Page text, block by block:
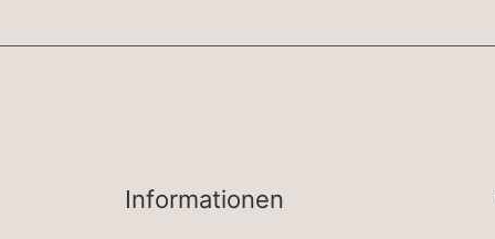
Informationen